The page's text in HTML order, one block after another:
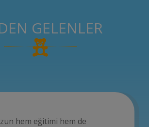
GELENLER
hem eğitimi hem de